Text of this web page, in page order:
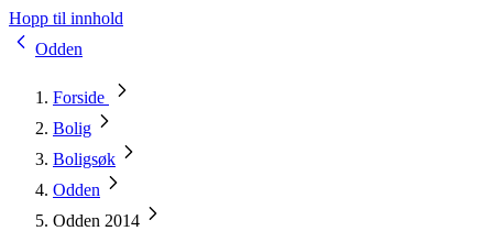
Hopp til innhold
Odden
Forside
Bolig
Boligsøk
Odden
Odden 2014